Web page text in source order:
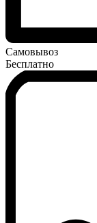
Самовывоз
Бесплатно